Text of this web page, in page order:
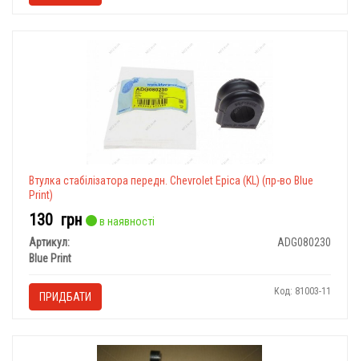
Втулка стабілізатора передн. Chevrolet Epica (KL) (пр-во Blue
Print)
130 грн
в наявності
Артикул:
ADG080230
Blue Print
ПРИДБАТИ Код: 81003-11